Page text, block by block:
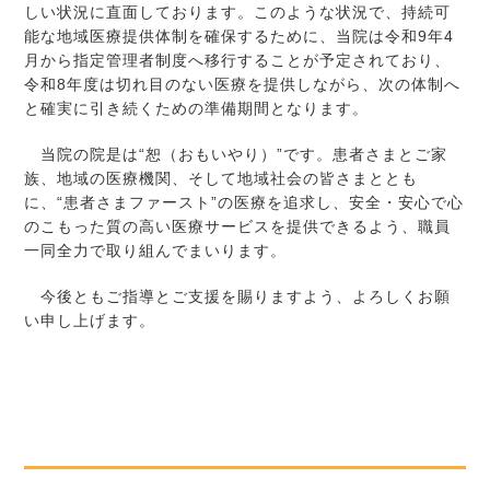
しい状況に直面しております。このような状況で、持続可
能な地域医療提供体制を確保するために、当院は令和9年4
月から指定管理者制度へ移行することが予定されており、
令和8年度は切れ目のない医療を提供しながら、次の体制へ
と確実に引き続くための準備期間となります。
当院の院是は“恕（おもいやり）”です。患者さまとご家
族、地域の医療機関、そして地域社会の皆さまととも
に、“患者さまファースト”の医療を追求し、安全・安心で心
のこもった質の高い医療サービスを提供できるよう、職員
一同全力で取り組んでまいります。
今後ともご指導とご支援を賜りますよう、よろしくお願
い申し上げます。